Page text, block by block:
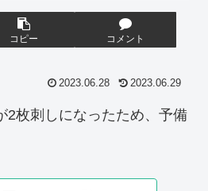
コピー コメント
2023.06.28 2023.06.29
枚刺しになったため、予備